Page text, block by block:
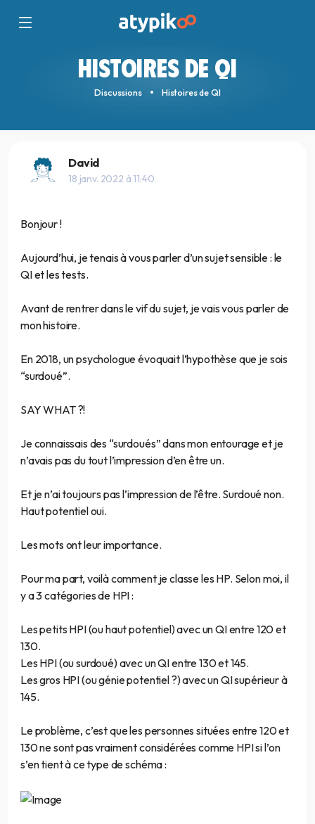
HISTOIRES DE QI
Discussions Histoires de QI
David
18 janv. 2022 à 11:40
Bonjour !
Aujourd’hui, je tenais à vous parler d’un sujet sensible : le
QI et les tests.
Avant de rentrer dans le vif du sujet, je vais vous parler de
mon histoire.
En 2018, un psychologue évoquait l’hypothèse que je sois
“surdoué”.
SAY WHAT ?!
Je connaissais des “surdoués” dans mon entourage et je
n’avais pas du tout l’impression d’en être un.
Et je n’ai toujours pas l’impression de l’être. Surdoué non.
Haut potentiel oui.
Les mots ont leur importance.
Pour ma part, voilà comment je classe les HP. Selon moi, il
y a 3 catégories de HPI :
Les petits HPI (ou haut potentiel) avec un QI entre 120 et
130.
Les HPI (ou surdoué) avec un QI entre 130 et 145.
Les gros HPI (ou génie potentiel ?) avec un QI supérieur à
145.
Le problème, c’est que les personnes situées entre 120 et
130 ne sont pas vraiment considérées comme HPI si l’on
s’en tient à ce type de schéma :